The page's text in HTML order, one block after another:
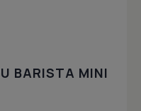
BARISTA MINI